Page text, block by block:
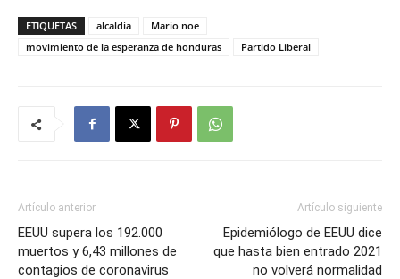
ETIQUETAS alcaldia
Mario noe
movimiento de la esperanza de honduras
Partido Liberal
Artículo anterior
EEUU supera los 192.000
muertos y 6,43 millones de
contagios de coronavirus
Artículo siguiente
Epidemiólogo de EEUU dice
que hasta bien entrado 2021
no volverá normalidad